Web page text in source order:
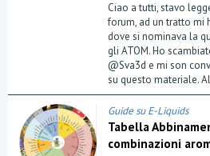
Ciao a tutti, stavo
forum, ad un tratto mi
dove si nominava la
gli ATOM. Ho
@Sva3d e mi son
su questo materiale.
Guide su E-Liquids
Tabella
combinazioni